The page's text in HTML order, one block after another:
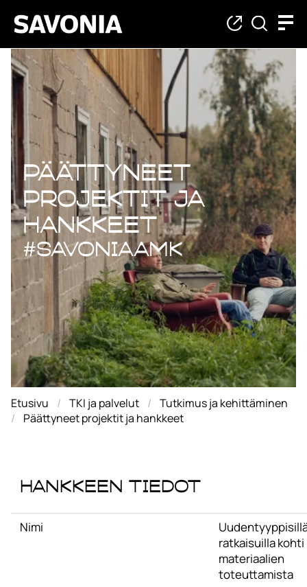
Päättyneet
Päättyneet
projektit ja
hankkeet
#savoniaAMK
Etusivu TKI ja palvelut
Tutkimus ja kehittäminen
Päättyneet projektit ja hankkeet
Hankkeen tiedot
Nimi
ratkaisuilla kohti
materiaalien
toteuttamista